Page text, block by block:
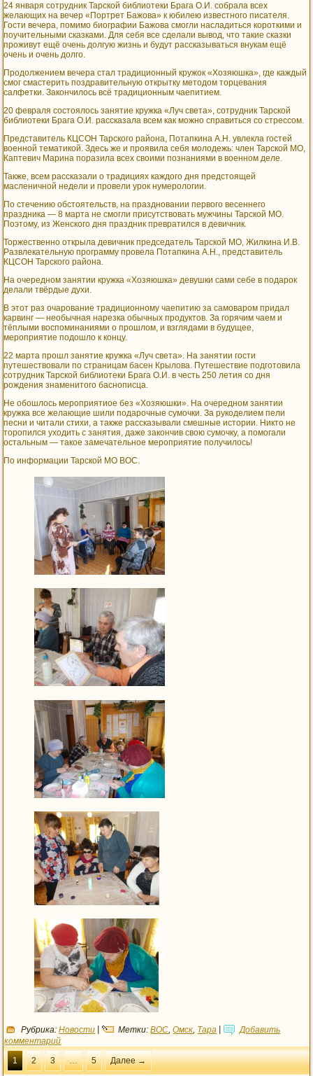
24 января сотрудник Тарской библиотеки Брага О.И. собрала всех
желающих на вечер «Портрет Бажова» к юбилею известного писателя.
Гости вечера, помимо биографии Бажова смогли насладиться короткими и
поучительными сказками. Для себя все сделали вывод, что такие сказки
проживут ещё очень долгую жизнь и будут рассказываться внукам ещё
очень и очень долго.
Продолжением вечера стал традиционный кружок «Хозяюшка», где каждый
смог смастерить поздравительную открытку методом торцевания
салфетки. Закончилось всё традиционным чаепитием.
20 февраля состоялось занятие кружка «Луч света», сотрудник Тарской
библиотеки Брага О.И. рассказала всем как можно справиться со стрессом.
Представитель КЦСОН Тарского района, Потапкина А.Н. увлекла гостей
военной тематикой. Здесь же и проявила себя молодежь: член Тарской МО,
Каптевич Марина поразила всех своими познаниями в военном деле.
Также, всем рассказали о традициях каждого дня предстоящей
масленичной недели и провели урок нумерологии.
По стечению обстоятельств, на праздновании первого весеннего
праздника — 8 марта не смогли присутствовать мужчины Тарской МО.
Поэтому, из Женского дня праздник превратился в девичник.
Торжественно открыла девичник председатель Тарской МО, Жилкина И.В.
Развлекательную программу провела Потапкина А.Н., представитель
КЦСОН Тарского района.
На очередном занятии кружка «Хозяюшка» девушки сами себе в подарок
делали твёрдые духи.
В этот раз очарование традиционному чаепитию за самоваром придал
карвинг — необычная нарезка обычных продуктов. За горячим чаем и
тёплыми воспоминаниями о прошлом, и взглядами в будущее,
мероприятие подошло к концу.
22 марта прошл занятие кружка «Луч света». На занятии гости
путешествовали по страницам басен Крылова. Путешествие подготовила
сотрудник Тарской библиотеки Брага О.И. в честь 250 летия со дня
рождения знаменитого баснописца.
Не обошлось мероприятиое без «Хозяюшки». На очередном занятии
кружка все желающие шили подарочные сумочки. За рукоделием пели
песни и читали стихи, а также рассказывали смешные истории. Никто не
торопился уходить с занятия, даже закончив свою сумочку, а помогали
остальным — такое замечательное мероприятие получилось!
По информации Тарской МО ВОС.
Рубрика: Новости Метки: ВОС ,Омск Тара
Добавить
комментарий
1
2 3 … 5 Далее →